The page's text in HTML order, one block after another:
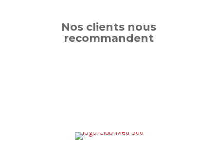
Nos clients nous
recommandent